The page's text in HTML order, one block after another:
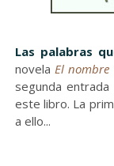
Las palabras
novelaEl
segunda
este libro. La
a ello...